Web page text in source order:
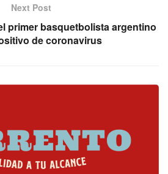
Next Post
primer basquetbolista argentino
de coronavirus